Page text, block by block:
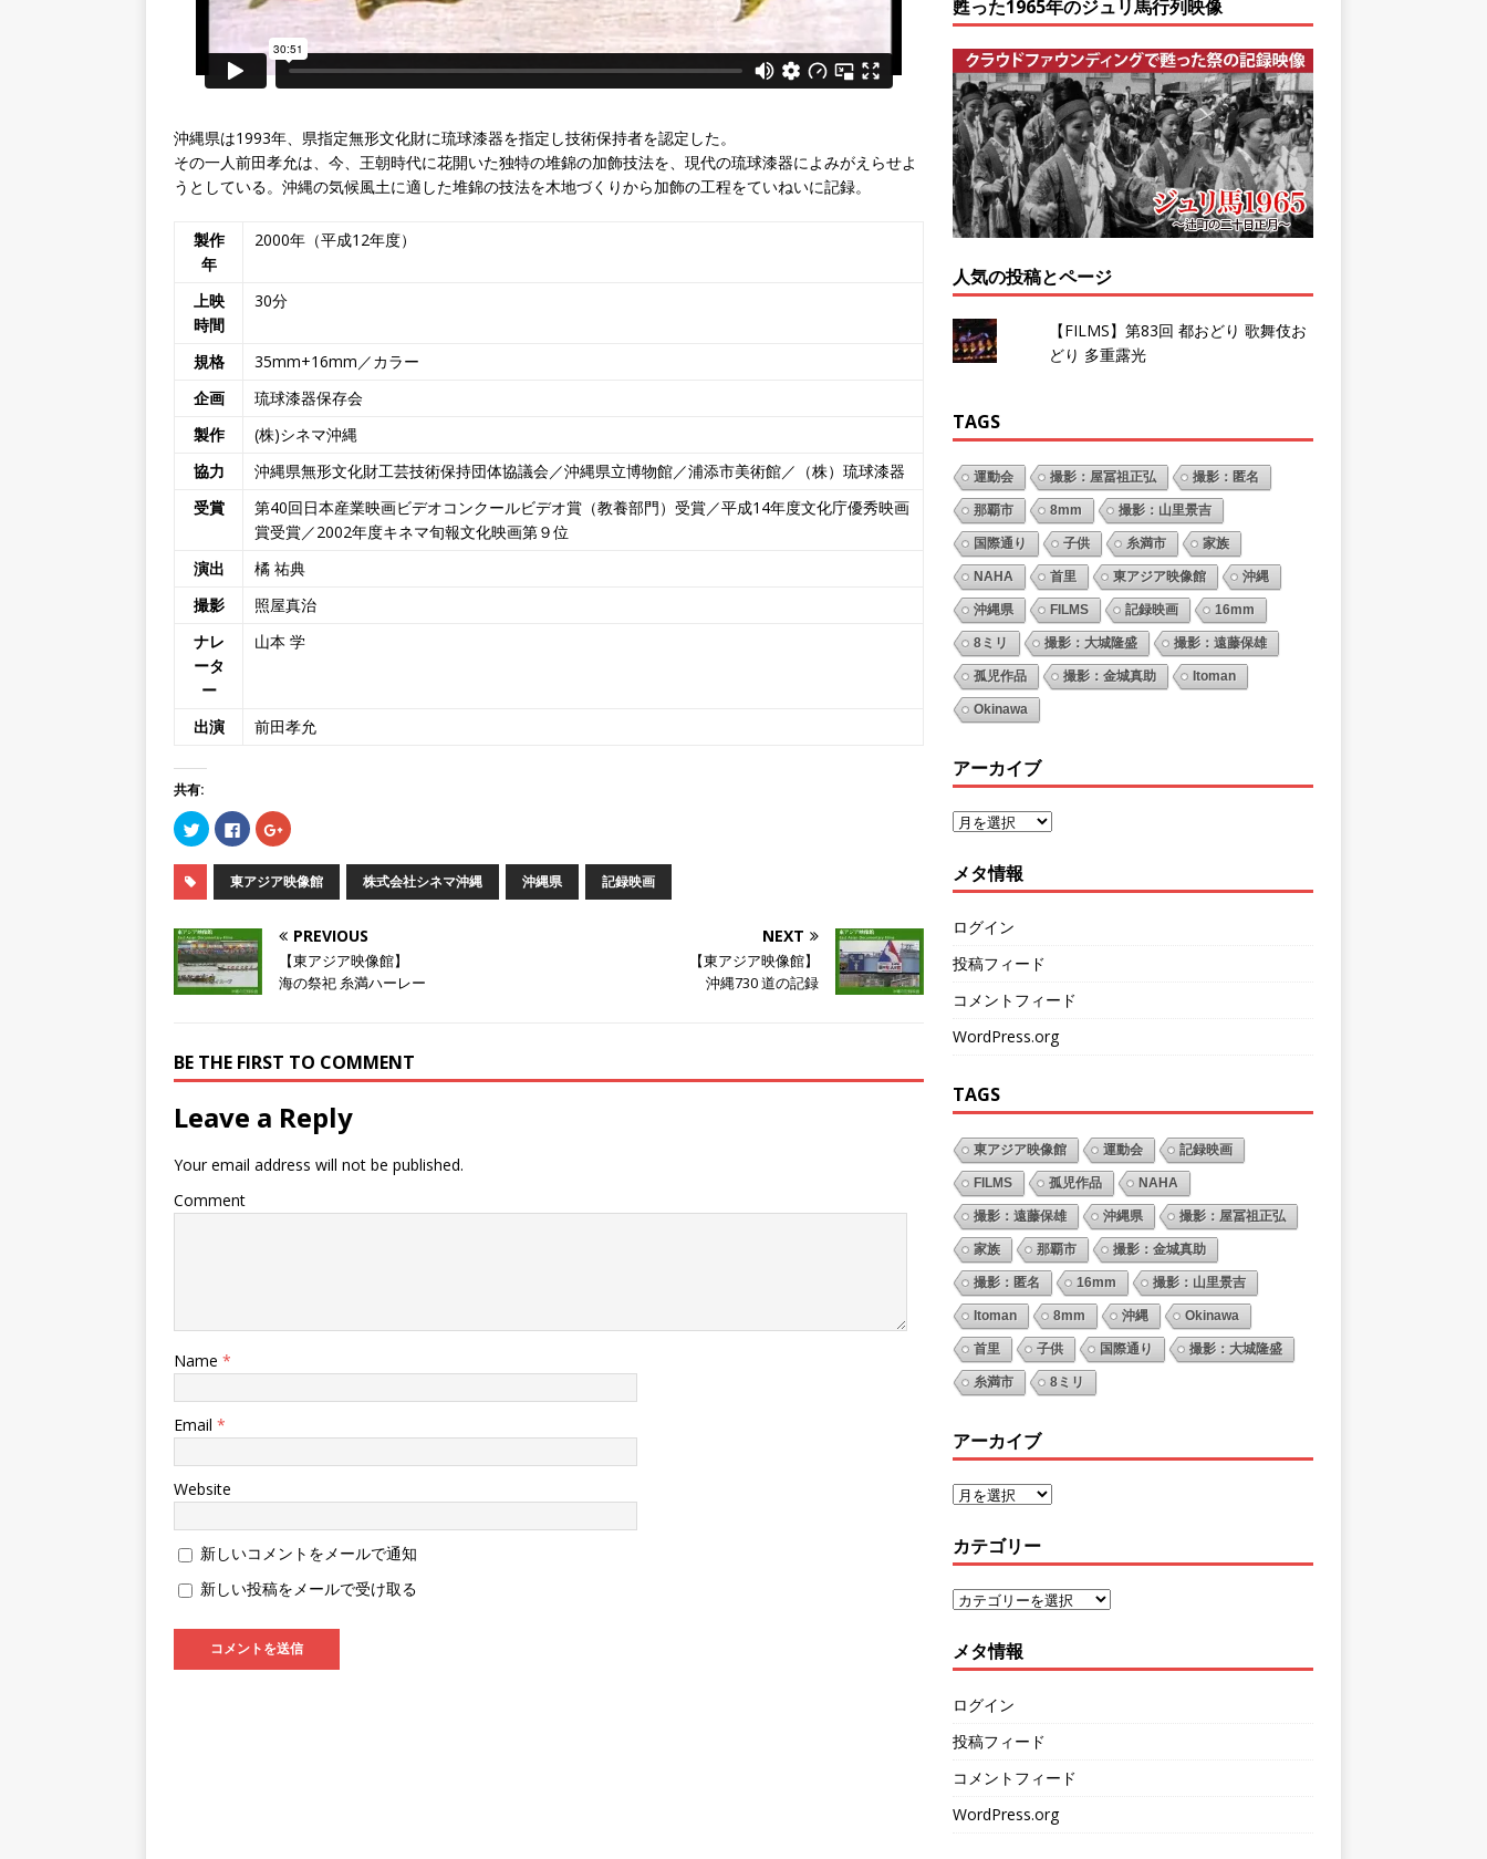
沖縄県は1993年、県指定無形文化財に琉球漆器を指定し技術保持者を認定した。
その一人前田孝允は、今、王朝時代に花開いた独特の堆錦の加飾技法を、現代の琉球漆器によみがえらせよ
うとしている。沖縄の気候風土に適した堆錦の技法を木地づくりから加飾の工程をていねいに記録。
製作
年
2000年（平成12年度）
上映
時間
30分
規格
35mm+16mm／カラー
企画
琉球漆器保存会
製作
(株)シネマ沖縄
協力
沖縄県無形文化財工芸技術保持団体協議会／沖縄県立博物館／浦添市美術館／（株）琉球漆器
受賞
第40回日本産業映画ビデオコンクールビデオ賞（教養部門）受賞／平成14年度文化庁優秀映画
賞受賞／2002年度キネマ旬報文化映画第９位
演出
橘 祐典
撮影
照屋真治
ナレ
ータ
ー
山本 学
出演 前田孝允
共有:
ク
リ
ク
T
i
t
t
e
r
で
し
い
ン
ド
開
ま
す
F
a
e
b
o
o
で
共
有
す
る
に
ク
し
だ
さ
(
新
い
ウ
す
ク
リ
ク
し
て
G
o
g
e
+
し
い
ン
ド
開
す
東アジア映像館 株式会社シネマ沖縄 沖縄県 記録映画
PREVIOUS
【東アジア映像館】
海の祭祀 糸満ハーレー
NEXT
【東アジア映像館】
沖縄730 道の記録
BE THE FIRST TO COMMENT
Leave a Reply
Your email address will not be published.
Comment
Name *
Email *
Website
新しいコメントをメールで通知
新しい投稿をメールで受け取る
甦った1965年のジュリ馬行列映像
人気の投稿とページ
【FILMS】第83回 都おどり 歌舞伎お
どり 多重露光
TAGS
運動会 撮影：屋冨祖正弘 撮影：匿名
那覇市 8mm 撮影：山里景吉
国際通り 子供 糸満市 家族
NAHA 首里 東アジア映像館 沖縄
沖縄県 FILMS 記録映画 16mm
8ミリ 撮影：大城隆盛 撮影：遠藤保雄
孤児作品 撮影：金城真助 Itoman
Okinawa
アーカイブ
メタ情報
ログイン
投稿フィード
コメントフィード
WordPress.org
TAGS
東アジア映像館 運動会 記録映画
FILMS 孤児作品 NAHA
撮影：遠藤保雄 沖縄県 撮影：屋冨祖正弘
家族 那覇市 撮影：金城真助
撮影：匿名 16mm 撮影：山里景吉
Itoman 8mm 沖縄 Okinawa
首里 子供 国際通り 撮影：大城隆盛
糸満市 8ミリ
アーカイブ
カテゴリー
メタ情報
ログイン
投稿フィード
コメントフィード
WordPress.org